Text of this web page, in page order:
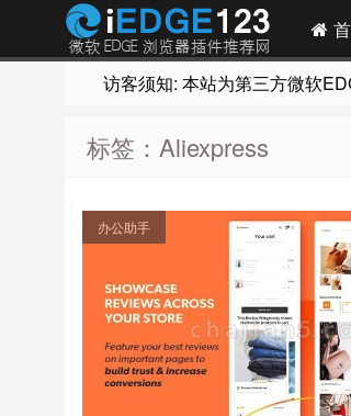
访客须知: 本站为第三方微软
标签：Aliexpress
办公助手